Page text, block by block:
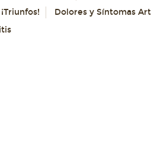
Dolores y Síntomas